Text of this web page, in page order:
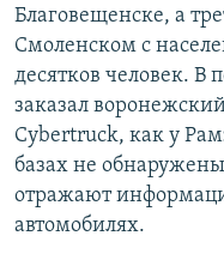
Благовещенске, а
Смоленском с
десятков человек. В
заказал
Cybertruck, как у
базах не
отражают
автомобилях.